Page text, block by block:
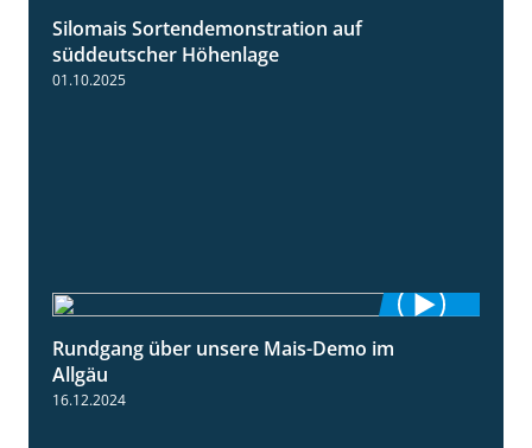
Silomais Sortendemonstration auf
süddeutscher Höhenlage
01.10.2025
Rundgang über unsere Mais-Demo im
Allgäu
16.12.2024